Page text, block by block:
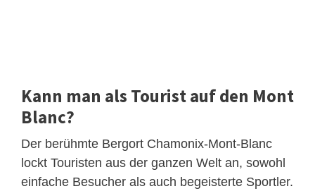
Kann man als Tourist auf den Mont
Blanc?
Der berühmte Bergort Chamonix-Mont-Blanc
lockt Touristen aus der ganzen Welt an, sowohl
einfache Besucher als auch begeisterte Sportler.